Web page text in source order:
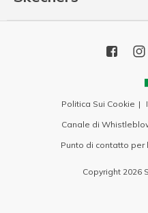
Politica Sui Cookie
Canale di
Punto di contatto
Copyright 2026